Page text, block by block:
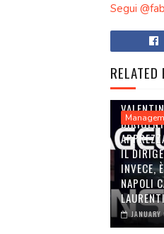
Segui
IL
INVECE,
NAPOLI